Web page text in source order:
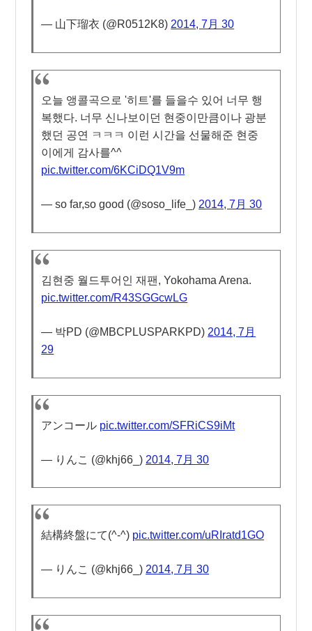
— 山下瑠衣 (@R0512K8) 2014, 7月 30
오늘 앵콜곡으로 '히트'를 들을수 있어 너무 행
복했다. 너무 신나보이던 현중이만큼이나 광분
했던 공연 ㅋㅋㅋ 이런 시간을 선물해준 현중
이에게 감사를^^
pic.twitter.com/6KCiDQ1V9m
— so far,so good (@soso_life_) 2014, 7月 30
김현중 월드투어인 재팬, Yokohama Arena.
pic.twitter.com/R43SGGcwLG
— 박PD (@MBCPLUSPARKPD) 2014, 7月
29
アンコール pic.twitter.com/SFRiCS9iMt
— りんこ (@khj66_) 2014, 7月 30
結構終盤にて(^-^) pic.twitter.com/uRIratd1GO
— りんこ (@khj66_) 2014, 7月 30